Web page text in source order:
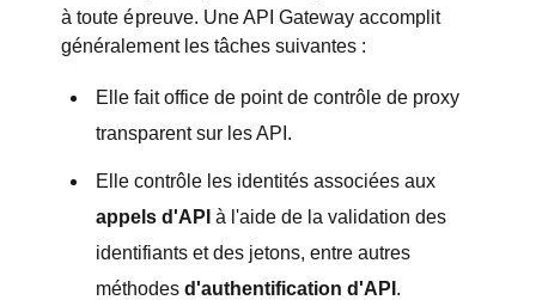
à toute épreuve. Une API Gateway accomplit
généralement les tâches suivantes :
Elle fait office de point de contrôle de proxy
transparent sur les API.
Elle contrôle les identités associées aux
appels d'API à l'aide de la validation des
identifiants et des jetons, entre autres
méthodesd'authentification d'API .